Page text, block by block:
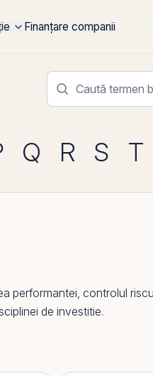
Finanțare companii
Q R S T
performantei, controlul
de investitie.